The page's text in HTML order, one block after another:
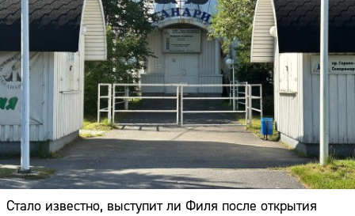
Стало известно, выступит ли Филя после открытия